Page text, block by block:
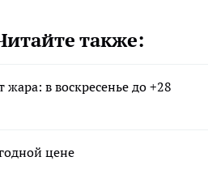
также:
в воскресенье до +28
цене